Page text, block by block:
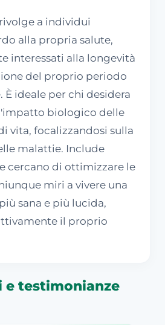
a individui
alla propria salute,
interessati alla longevità
del proprio periodo
È ideale per chi desidera
biologico delle
vita, focalizzandosi sulla
malattie. Include
cercano di ottimizzare le
miri a vivere una
sana e più lucida,
il proprio
e testimonianze